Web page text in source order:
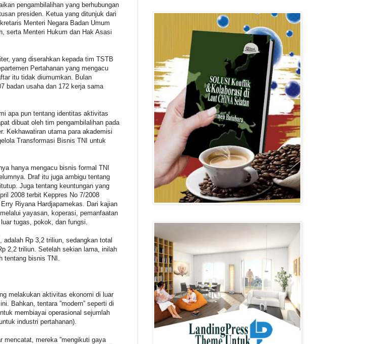
pengambilalihan yang berhubungan
presiden. Ketua yang ditunjuk dari
Menteri Negara Badan Umum
serta Menteri Hukum dan Hak Asasi
yang diserahkan kepada tim TSTB
Pertahanan yang mengacu
itu tidak diumumkan. Bulan
badan usaha dan 172 kerja sama
apa pun tentang identitas aktivitas
dibuat oleh tim pengambilalihan pada
Kekhawatiran utama para akademisi
Transformasi Bisnis TNI untuk
hanya mengacu bisnis formal TNI
Draf itu juga ambigu tentang
Juga tentang keuntungan yang
2008 terbit Keppres No 7/2008
Riyana Hardjapamekas. Dari kajian
yayasan, koperasi, pemanfaatan
tugas, pokok, dan fungsi.
Rp 3,2 triliun, sedangkan total
2,2 triliun. Setelah sekian lama, inilah
tentang bisnis TNI.
melakukan aktivitas ekonomi di luar
Bahkan, tentara ”modern” seperti di
membiayai operasional sejumlah
industri pertahanan).
mereka ”mengikuti gaya